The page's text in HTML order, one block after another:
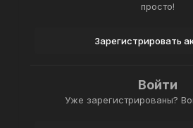
просто!
Зарегистрировать
Войти
Уже зарегистрированы?